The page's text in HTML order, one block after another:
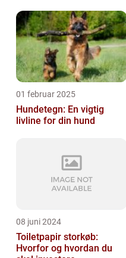
01 februar 2025
Hundetegn: En vigtig
livline for din hund
08 juni 2024
Toiletpapir storkøb:
Hvorfor og hvordan du